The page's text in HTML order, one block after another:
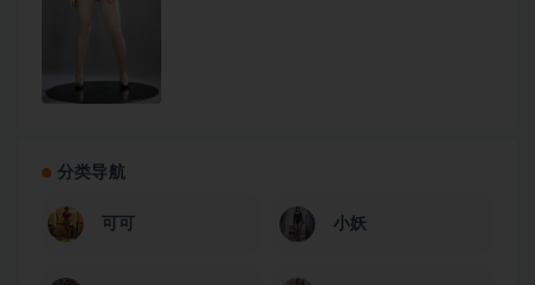
分类导航
可可 小妖